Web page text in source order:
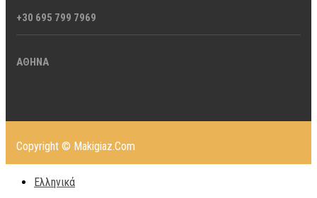
+30 695 799 7969
ΑΘΗΝΑ
Copyright © Makigiaz.Com
Ελληνικά